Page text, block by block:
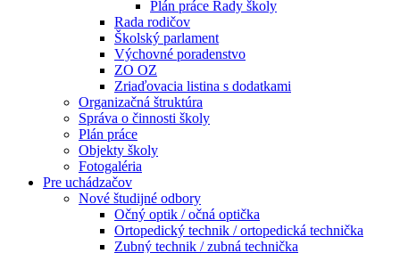
Plán práce Rady školy
Rada rodičov
Školský parlament
Výchovné poradenstvo
ZO OZ
Zriaďovacia listina s dodatkami
Organizačná štruktúra
Správa o činnosti školy
Plán práce
Objekty školy
Fotogaléria
Pre uchádzačov
Nové študijné odbory
Očný optik / očná optička
Ortopedický technik / ortopedická technička
Zubný technik / zubná technička